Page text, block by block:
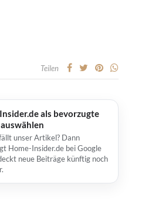
Teilen
als bevorzugte
unser Artikel? Dann
Home-Insider.de bei Google
neue Beiträge künftig noch